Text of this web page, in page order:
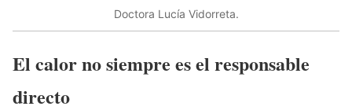
Doctora Lucía Vidorreta.
El calor no siempre es el responsable
directo